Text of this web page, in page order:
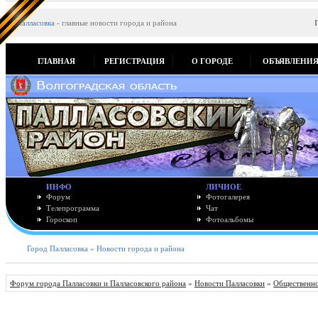
Палласовка - главные новости города и района
ГЛАВНАЯ РЕГИСТРАЦИЯ О ГОРОДЕ ОБЪЯВЛЕНИЯ
ИНФО
Форум
Телепрограмма
Гороскоп
ЛИЧНОЕ
Фотогалерея
Чат
Фотоальбомы
Город Палласовка » Новости города и района
Форум города Палласовки и Палласовского района » Новости Палласовки »